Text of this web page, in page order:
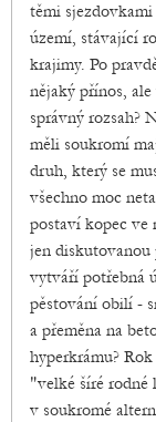
těmi
území, stávající
krajimy. Po
nějaký přínos,
správný rozsah?
měli soukromí
druh, který se
všechno moc
postaví kopec ve
jen diskutovanou
vytváří potřebná
pěstování obilí -
a přeměna na
hyperkrámu?
"velké šíré rodné
v soukromé